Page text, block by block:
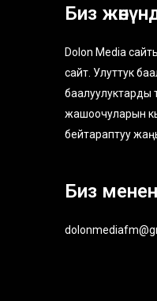
Биз
Dolon Media
сайт. Улуттук
баалуулуктарды
жашоочуларын
бейтараптуу
Биз